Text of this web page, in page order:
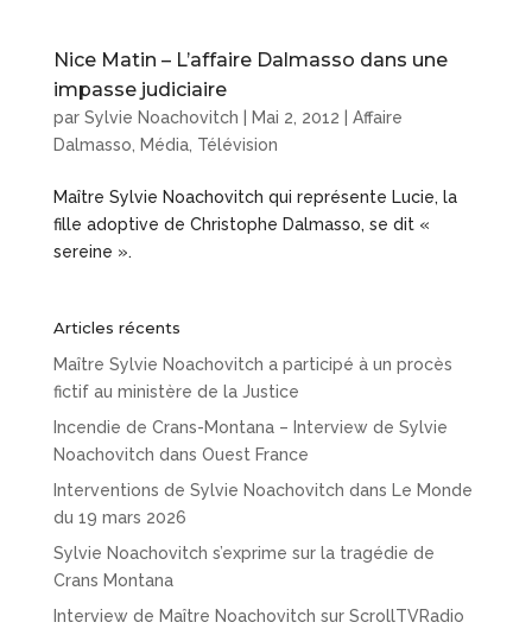
Nice Matin – L’affaire Dalmasso dans une
impasse judiciaire
par Sylvie Noachovitch | Mai 2, 2012 | Affaire
Dalmasso Média, Télévision
Maître Sylvie Noachovitch qui représente Lucie, la
fille adoptive de Christophe Dalmasso, se dit «
sereine ».
Articles récents
Maître Sylvie Noachovitch a participé à un procès
fictif au ministère de la Justice
Incendie de Crans-Montana – Interview de Sylvie
Noachovitch dans Ouest France
Interventions de Sylvie Noachovitch dans Le Monde
du 19 mars 2026
Sylvie Noachovitch s’exprime sur la tragédie de
Crans Montana
Interview de Maître Noachovitch sur ScrollTVRadio